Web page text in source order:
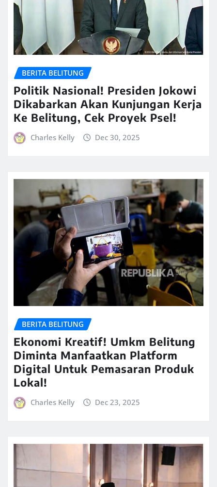
BERITA BELITUNG
Politik Nasional! Presiden Jokowi
Dikabarkan Akan Kunjungan Kerja
Ke Belitung, Cek Proyek Psel!
Charles Kelly Dec 30, 2025
BERITA BELITUNG
Ekonomi Kreatif! Umkm Belitung
Diminta Manfaatkan Platform
Digital Untuk Pemasaran Produk
Lokal!
Charles Kelly Dec 23, 2025